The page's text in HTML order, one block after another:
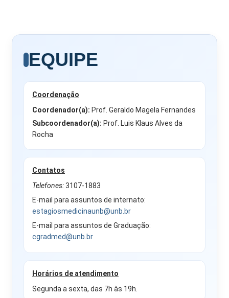
EQUIPE
Coordenação
Coordenador(a): Prof. Geraldo Magela Fernandes
Subcoordenador(a): Prof. Luis Klaus Alves da
Rocha
Contatos
Telefones:3107-1883
E-mail para assuntos de internato:
estagiosmedicinaunb@unb.br
E-mail para assuntos de Graduação:
cgradmed@unb.br
Horários de atendimento
Segunda a sexta, das 7h às 19h.